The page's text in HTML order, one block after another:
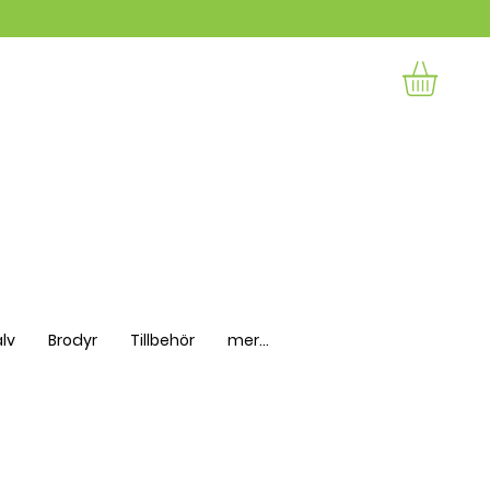
Brodyr Tillbehör mer...